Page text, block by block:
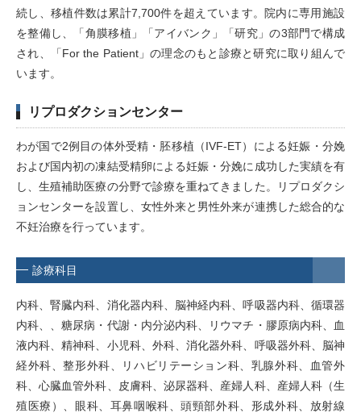
続し、移植件数は累計7,700件を超えています。院内に専用施設
を整備し、「角膜移植」「アイバンク」「研究」の3部門で構成
され、「For the Patient」の理念のもと診療と研究に取り組んで
います。
リプロダクションセンター
わが国で2例目の体外受精・胚移植（IVF-ET）による妊娠・分娩
および国内初の凍結受精卵による妊娠・分娩に成功した実績を有
し、生殖補助医療の分野で診療を重ねてきました。リプロダクシ
ョンセンターを設置し、女性外来と男性外来が連携した総合的な
不妊治療を行っています。
診療科目
内科、腎臓内科、消化器内科、脳神経内科、呼吸器内科、循環器
内科、、糖尿病・代謝・内分泌内科、リウマチ・膠原病内科、血
液内科、精神科、小児科、外科、消化器外科、呼吸器外科、脳神
経外科、整形外科、リハビリテーション科、乳腺外科、血管外
科、心臓血管外科、皮膚科、泌尿器科、産婦人科、産婦人科（生
殖医療）、眼科、耳鼻咽喉科、頭頸部外科、形成外科、放射線